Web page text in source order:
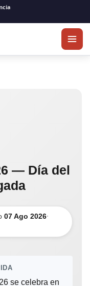
— Día del
07 Ago 2026·
se celebra en